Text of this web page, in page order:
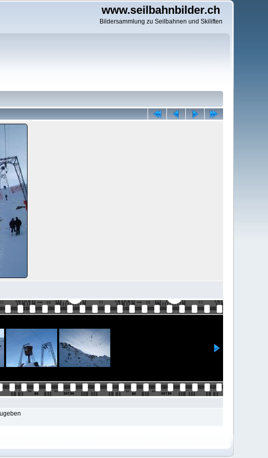
www.seilbahnbilder.ch
Bildersammlung zu Seilbahnen und Skiliften